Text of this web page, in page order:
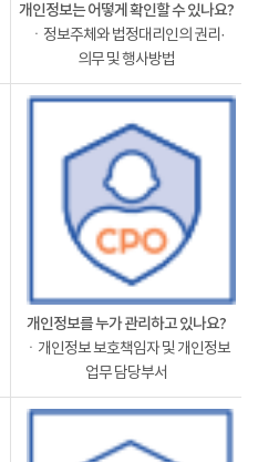
개인정보는 어떻게 확인할 수 있나요?
ㆍ정보주체와 법정대리인의 권리·
의무 및 행사방법
개인정보를 누가 관리하고 있나요?
ㆍ개인정보 보호책임자 및 개인정보
업무 담당부서